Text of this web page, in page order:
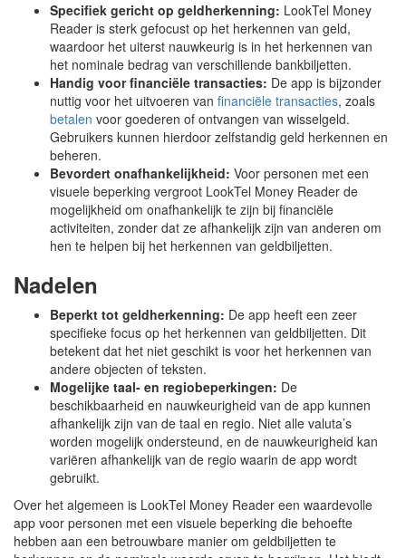
Specifiek gericht op geldherkenning: LookTel Money
Reader is sterk gefocust op het herkennen van geld,
waardoor het uiterst nauwkeurig is in het herkennen van
het nominale bedrag van verschillende bankbiljetten.
Handig voor financiële transacties: De app is bijzonder
nuttig voor het uitvoeren van financiële transacties, zoals
betalen voor goederen of ontvangen van wisselgeld.
Gebruikers kunnen hierdoor zelfstandig geld herkennen en
beheren.
Bevordert onafhankelijkheid: Voor personen met een
visuele beperking vergroot LookTel Money Reader de
mogelijkheid om onafhankelijk te zijn bij financiële
activiteiten, zonder dat ze afhankelijk zijn van anderen om
hen te helpen bij het herkennen van geldbiljetten.
Nadelen
Beperkt tot geldherkenning: De app heeft een zeer
specifieke focus op het herkennen van geldbiljetten. Dit
betekent dat het niet geschikt is voor het herkennen van
andere objecten of teksten.
Mogelijke taal- en regiobeperkingen: De
beschikbaarheid en nauwkeurigheid van de app kunnen
afhankelijk zijn van de taal en regio. Niet alle valuta’s
worden mogelijk ondersteund, en de nauwkeurigheid kan
variëren afhankelijk van de regio waarin de app wordt
gebruikt.
Over het algemeen is LookTel Money Reader een waardevolle
app voor personen met een visuele beperking die behoefte
hebben aan een betrouwbare manier om geldbiljetten te